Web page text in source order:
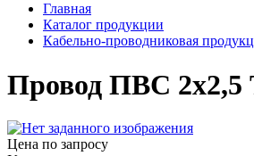
Главная
Каталог продукции
Кабельно-проводниковая
Провод ПВС 2x2,5
Цена по запросу